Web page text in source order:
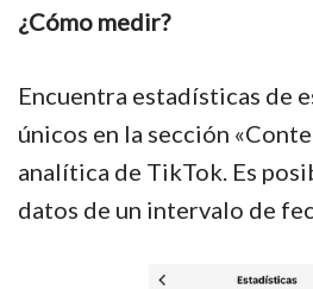
¿Cómo medir?
Encuentra estadísticas de
únicos en la sección
analítica de TikTok. Es
datos de un intervalo de